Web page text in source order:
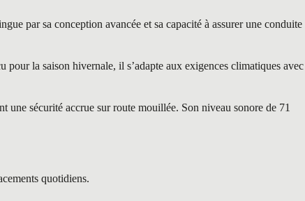
par sa conception avancée et sa capacité à assurer une conduite
la saison hivernale, il s’adapte aux exigences climatiques avec
sécurité accrue sur route mouillée. Son niveau sonore de 71
quotidiens.